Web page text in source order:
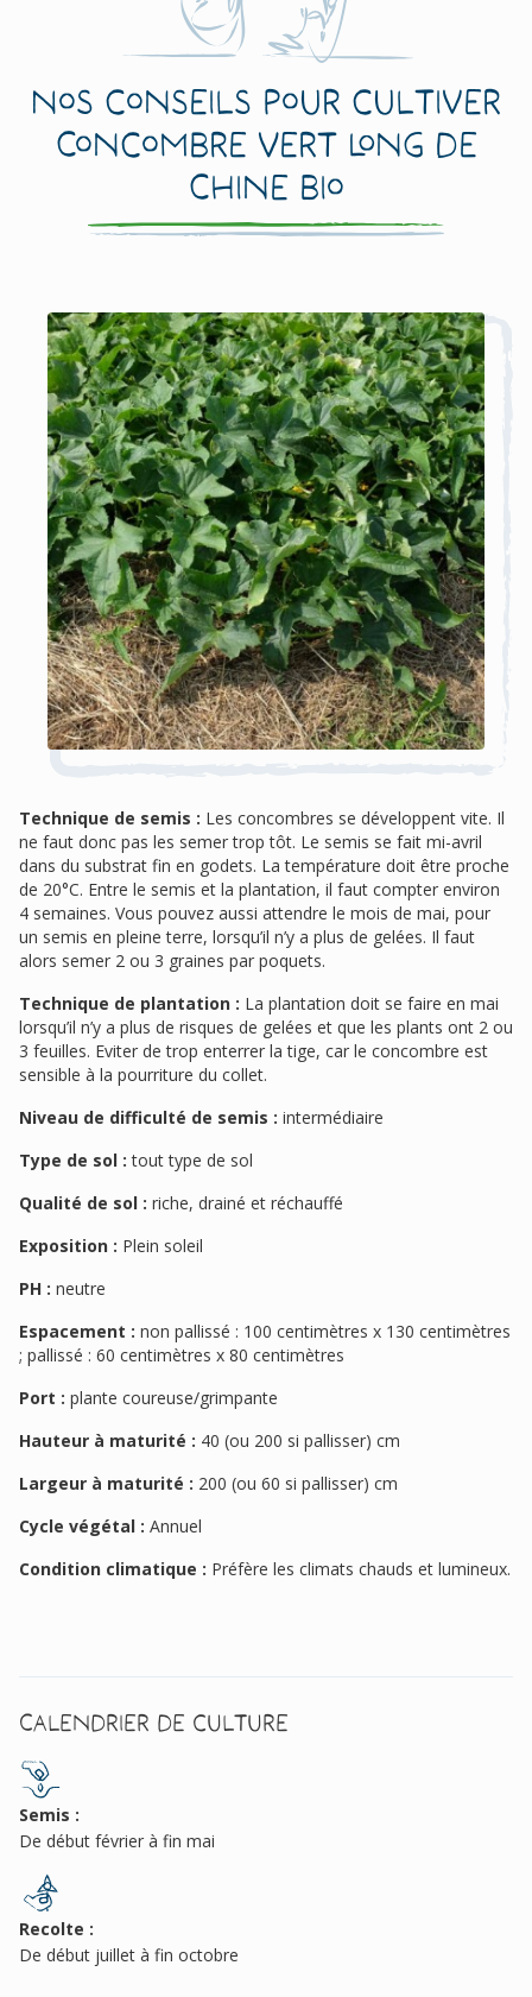
Nos conseils pour cultiver
Concombre Vert Long de
Chine Bio
Technique de semis : Les concombres se développent vite. Il
ne faut donc pas les semer trop tôt. Le semis se fait mi-avril
dans du substrat fin en godets. La température doit être proche
de 20°C. Entre le semis et la plantation, il faut compter environ
4 semaines. Vous pouvez aussi attendre le mois de mai, pour
un semis en pleine terre, lorsqu’il n’y a plus de gelées. Il faut
alors semer 2 ou 3 graines par poquets.
Technique de plantation : La plantation doit se faire en mai
lorsqu’il n’y a plus de risques de gelées et que les plants ont 2 ou
3 feuilles. Eviter de trop enterrer la tige, car le concombre est
sensible à la pourriture du collet.
Niveau de difficulté de semis : intermédiaire
Type de sol : tout type de sol
Qualité de sol : riche, drainé et réchauffé
Exposition : Plein soleil
PH : neutre
Espacement : non pallissé : 100 centimètres x 130 centimètres
; pallissé : 60 centimètres x 80 centimètres
Port : plante coureuse/grimpante
Hauteur à maturité : 40 (ou 200 si pallisser) cm
Largeur à maturité : 200 (ou 60 si pallisser) cm
Cycle végétal : Annuel
Condition climatique : Préfère les climats chauds et lumineux.
Calendrier de culture
Semis :
De début février à fin mai
Recolte :
De début juillet à fin octobre